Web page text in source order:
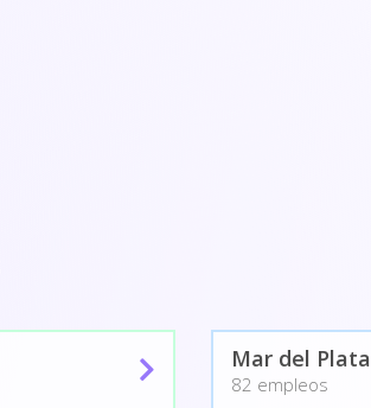
Mar del Plata
82 empleos